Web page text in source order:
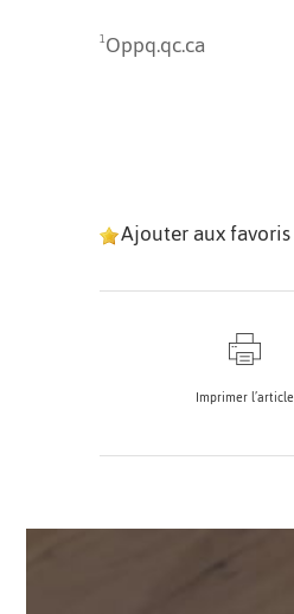
1Oppq.qc.ca
Ajouter aux favoris
Imprimer l’article